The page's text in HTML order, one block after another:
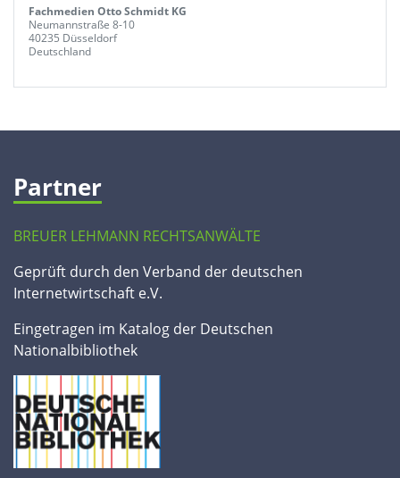
Fachmedien Otto Schmidt KG
Neumannstraße 8-10
40235 Düsseldorf
Deutschland
Partner
BREUER LEHMANN RECHTSANWÄLTE
Geprüft durch den Verband der deutschen
Internetwirtschaft e.V.
Eingetragen im Katalog der Deutschen
Nationalbibliothek